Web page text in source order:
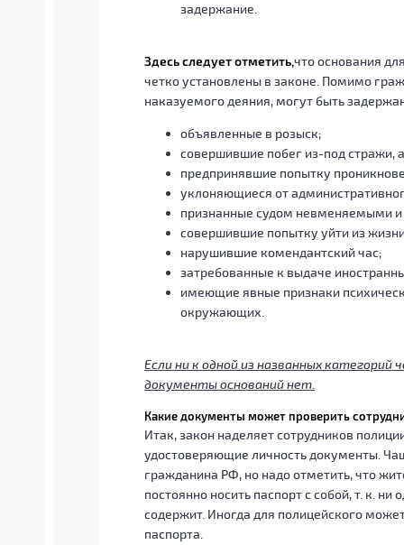
задержание.
Здесь следует отметить,что основания
четко установлены в законе. Помимо
наказуемого деяния, могут быть
объявленные в розыск;
совершившие побег из-под стражи,
предпринявшие попытку
уклоняющиеся от
признанные судом невменяемыми
совершившие попытку уйти из
нарушившие комендантский час;
затребованные к выдаче
имеющие явные признаки
окружающих.
Если ни к одной из названных
документы оснований нет.
Какие документы может проверить
Итак, закон наделяет сотрудников
удостоверяющие личность документы.
гражданина РФ, но надо отметить, что
постоянно носить паспорт с собой, т. к.
содержит. Иногда для полицейского
паспорта.